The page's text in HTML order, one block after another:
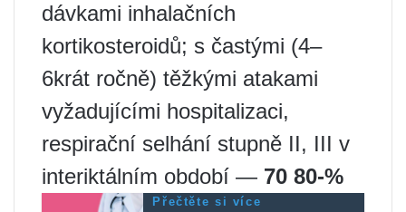
dávkami inhalačních
kortikosteroidů; s častými (4–
6krát ročně) těžkými atakami
vyžadujícími hospitalizaci,
respirační selhání stupně II, III v
interiktálním období — 70 80-%
Přečtěte si více